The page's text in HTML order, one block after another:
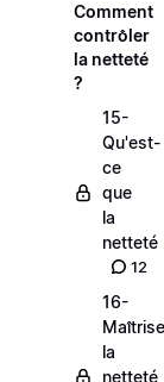
Comment
contrôler
la netteté
?
15-
Qu'est-
ce
que
la
netteté
12
16-
la
netteté